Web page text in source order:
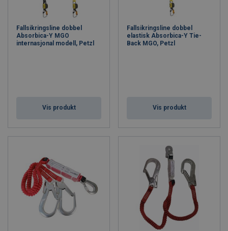
Fallsikringsline dobbel
Absorbica-Y MGO
internasjonal modell, Petzl
Vis produkt
Fallsikringsline dobbel
elastisk Absorbica-Y Tie-
Back MGO, Petzl
Vis produkt